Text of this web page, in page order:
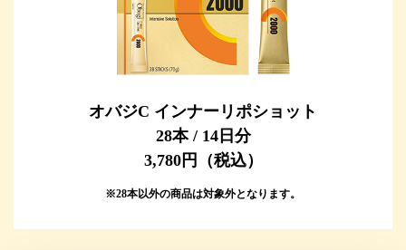
オバジC インナーリポショット
28本 / 14日分
3,780円（税込）
※28本以外の商品は対象外となります。